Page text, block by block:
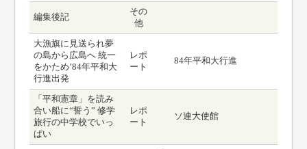
編集後記
その
他
大漁旗に見送られ夢
の島から広島へ 統一
をかため’84年平和大
行進出発
レポ
ート
84年平和大行進
「平和憲章」を読み
合い船に“誓う” 修学
旅行の中学校でいっ
ぱい
レポ
ート
ソ連大使館